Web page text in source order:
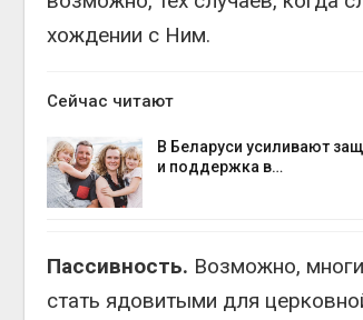
хождении с Ним.
Сейчас читают
В Беларуси усиливают
и поддержка в…
Пассивность. Возможно,
стать ядовитыми для